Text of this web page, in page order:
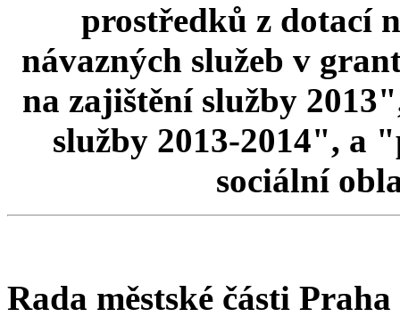
prostředků z dotací
návazných služeb v
na zajištění služby
služby 2013-2014", a
sociální
Rada městské části Praha